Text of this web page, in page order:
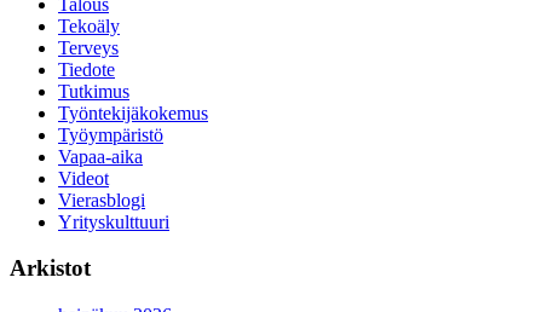
Tekoäly
Terveys
Tiedote
Tutkimus
Työntekijäkokemus
Työympäristö
Vapaa-aika
Videot
Vierasblogi
Yrityskulttuuri
Arkistot